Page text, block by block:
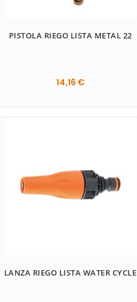
PISTOLA RIEGO LISTA METAL 22
14,16 €
LANZA RIEGO LISTA WATER CYCLE